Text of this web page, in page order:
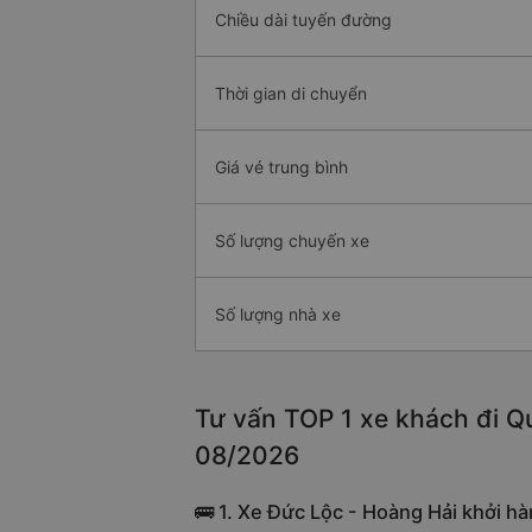
Chiều dài tuyến đường
Thời gian di chuyển
Giá vé trung bình
Số lượng chuyến xe
Số lượng nhà xe
Tư vấn TOP 1 xe khách đi
08/2026
🚌 1. Xe Đức Lộc - Hoàng Hải khởi